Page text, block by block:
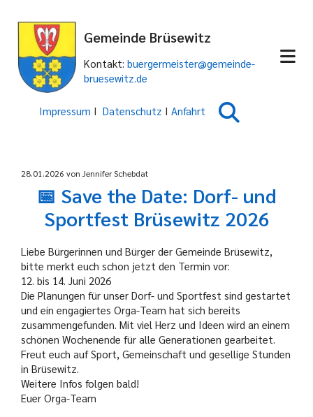
Gemeinde Brüsewitz
Kontakt: buergermeister@gemeinde-
bruesewitz.de
Impressum I Datenschutz I Anfahrt
28.01.2026 von Jennifer Schebdat
📅 Save the Date: Dorf- und
Sportfest Brüsewitz 2026
Liebe Bürgerinnen und Bürger der Gemeinde Brüsewitz,
bitte merkt euch schon jetzt den Termin vor:
12. bis 14. Juni 2026
Die Planungen für unser Dorf- und Sportfest sind gestartet
und ein engagiertes Orga-Team hat sich bereits
zusammengefunden. Mit viel Herz und Ideen wird an einem
schönen Wochenende für alle Generationen gearbeitet.
Freut euch auf Sport, Gemeinschaft und gesellige Stunden
in Brüsewitz.
Weitere Infos folgen bald!
Euer Orga-Team